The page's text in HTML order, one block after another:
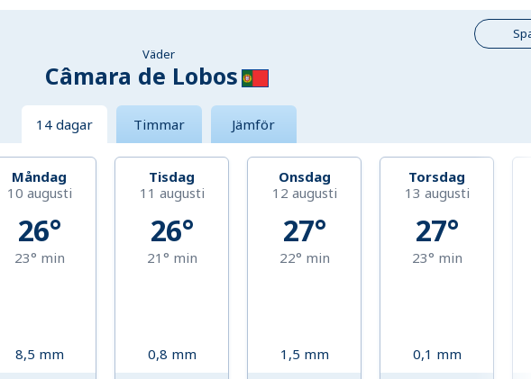
Väder
Câmara de Lobos
14 dagar Timmar Jämför
Måndag
10 augusti
26°
23° min
8,5 mm
Tisdag
11 augusti
26°
21° min
0,8 mm
Onsdag
12 augusti
27°
22° min
1,5 mm
Torsdag
13 augusti
27°
23° min
0,1 mm